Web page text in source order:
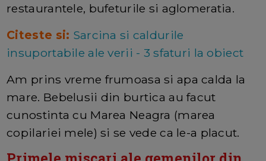
restaurantele, bufeturile si aglomeratia.
Citeste si: Sarcina si caldurile
insuportabile ale verii - 3 sfaturi la obiect
Am prins vreme frumoasa si apa calda la
mare. Bebelusii din burtica au facut
cunostinta cu Marea Neagra (marea
copilariei mele) si se vede ca le-a placut.